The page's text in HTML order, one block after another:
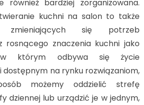
również bardziej zorganizowana.
kuchni na salon to także
zmieniających się potrzeb
rosnącego znaczenia kuchni jako
w którym odbywa się życie
dostępnym na rynku rozwiązaniom,
możemy oddzielić strefę
dziennej lub urządzić je w jednym,